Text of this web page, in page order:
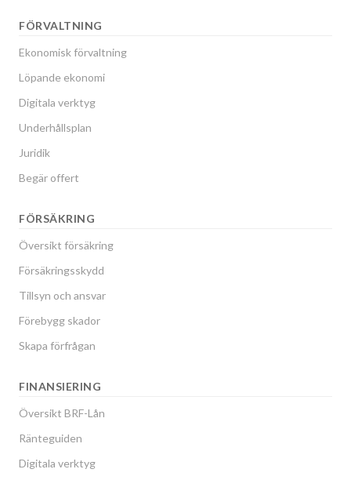
FÖRVALTNING
Ekonomisk förvaltning
Löpande ekonomi
Digitala verktyg
Underhållsplan
Juridik
Begär offert
FÖRSÄKRING
Översikt försäkring
Försäkringsskydd
Tillsyn och ansvar
Förebygg skador
Skapa förfrågan
FINANSIERING
Översikt BRF-Lån
Ränteguiden
Digitala verktyg